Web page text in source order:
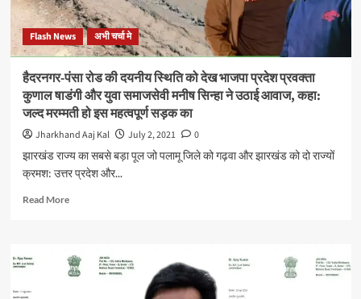
तक
नही
मिली
सरकार
से
मदद,
परिजन
असहाय,
पत्र
कर
कहा:
हुआ
लगा
लेंगे
Flash News अभी चर्चा मे
हैदरनगर-पंसा रोड की दयनीय स्थिति को देख भाजपा प्रदेश प्रवक्ता
कुणाल षाडंगी और युवा समाजसेवी मनीष सिन्हा ने उठाई आवाज, कहा:
जल्द मरम्मती हो इस महत्वपूर्ण सड़क का
Jharkhand Aaj Kal July 2, 2021
0
झारखंड राज्य का सबसे बड़ा पूल जो पलामू जिले को गढ़वा और झारखंड को दो राज्यों
क्रमश: उत्तर प्रदेश और...
Read MoreRead
पंसा
रोड